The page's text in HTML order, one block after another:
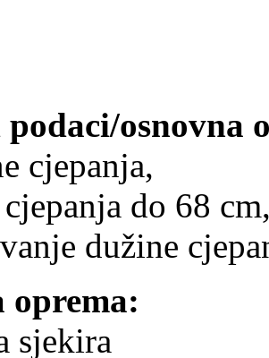
podaci/osnovna
cjepanja,
do 68
dužine
oprema:
sjekira